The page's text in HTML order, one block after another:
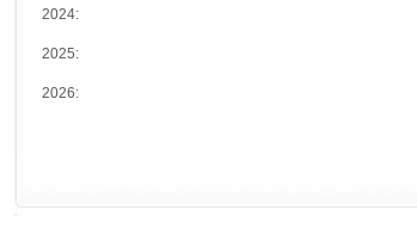
2024:
2025:
2026: